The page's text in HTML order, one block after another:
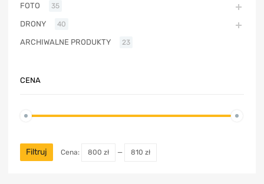
FOTO 35
DRONY 40
ARCHIWALNE PRODUKTY 23
CENA
Filtruj Cena: 800 zł — 810 zł